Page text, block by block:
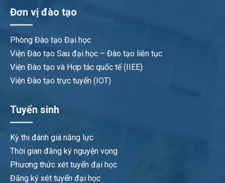
Đơn vị đào tạo
Phòng Đào tạo Đại học
Viện Đào tạo Sau đại học – Đào tạo liên tục
Viện Đào tạo và Hợp tác quốc tế (IIEE)
Viện Đào tạo trực tuyến (IOT)
Tuyển sinh
Kỳ thi đánh giá năng lực
Thời gian đăng ký nguyện vọng
Phương thức xét tuyển đại học
Đăng ký xét tuyển đại học